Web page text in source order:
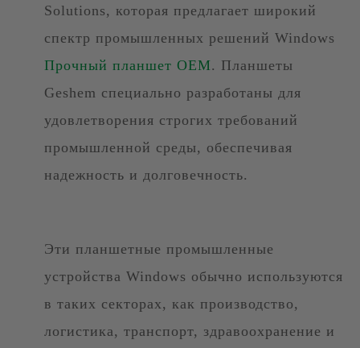
Solutions, которая предлагает широкий
спектр промышленных решений Windows
Прочный планшет OEM. Планшеты
Geshem специально разработаны для
удовлетворения строгих требований
промышленной среды, обеспечивая
надежность и долговечность.
Эти планшетные промышленные
устройства Windows обычно используются
в таких секторах, как производство,
логистика, транспорт, здравоохранение и